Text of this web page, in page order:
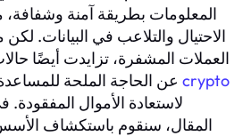
المعلومات بطريقة آمنة وشفافة،
الاحتيال والتلاعب في البيانات. لكن
العملات المشفرة، تزايدت أيضًا
crypto
المقال، سنقوم باستكشاف